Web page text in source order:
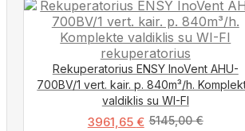
Rekuperatorius ENSY InoVent AHU-
700BV/1 vert. kair. p. 840m³/h.
valdiklis su WI-FI
3961,65 € 5145,00€